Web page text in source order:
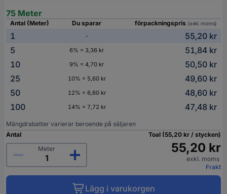
75 Meter
Antal (Meter) Du sparar förpackningspris (exkl. moms)
1 -
55,20 kr
5
6% = 3,36 kr
51,84 kr
10
9% = 4,70 kr
50,50 kr
25
10% = 5,60 kr
49,60 kr
50
12% = 6,60 kr
48,60 kr
100
14% = 7,72 kr 47,48 kr
Mängdrabatter varierar beroende på säljaren
Antal
Meter
Toal (55,20 kr / stycken)
55,20 kr
exkl. moms
Frakt
Lägg i varukorgen